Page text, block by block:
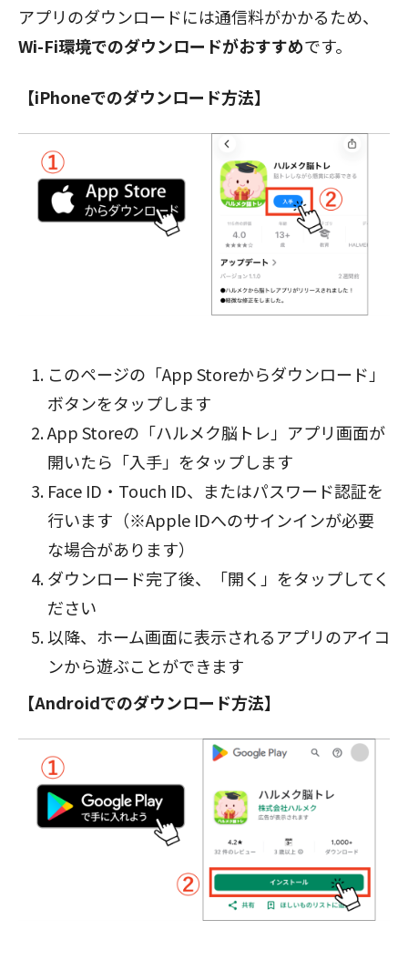
アプリのダウンロードには通信料がかかるため、
Wi-Fi環境でのダウンロードがおすすめです。
【iPhoneでのダウンロード方法】
このページの「App Storeからダウンロード」
ボタンをタップします
App Storeの「ハルメク脳トレ」アプリ画面が
開いたら「入手」をタップします
Face ID・Touch ID、またはパスワード認証を
行います（※Apple IDへのサインインが必要
な場合があります）
ダウンロード完了後、「開く」をタップしてく
ださい
以降、ホーム画面に表示されるアプリのアイコ
ンから遊ぶことができます
【Androidでのダウンロード方法】
閉じる